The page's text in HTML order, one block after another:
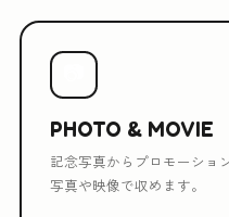
PHOTO & MOVIE
記念写真からプロモーショ
写真や映像で収めます。